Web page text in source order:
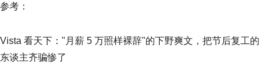
参考：
Vista 看天下："月薪 5 万照样裸辞"的下野爽文，把节后复工的
东谈主齐骗惨了